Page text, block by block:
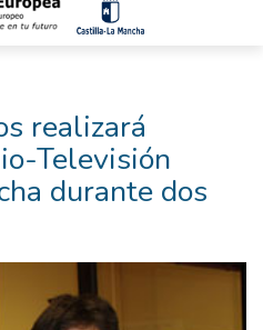
realizará
Televisión
durante dos